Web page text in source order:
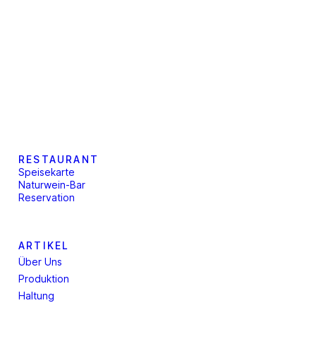
RESTAURANT
Speisekarte
Naturwein-Bar
Reservation
ARTIKEL
Über Uns
Produktion
Haltung